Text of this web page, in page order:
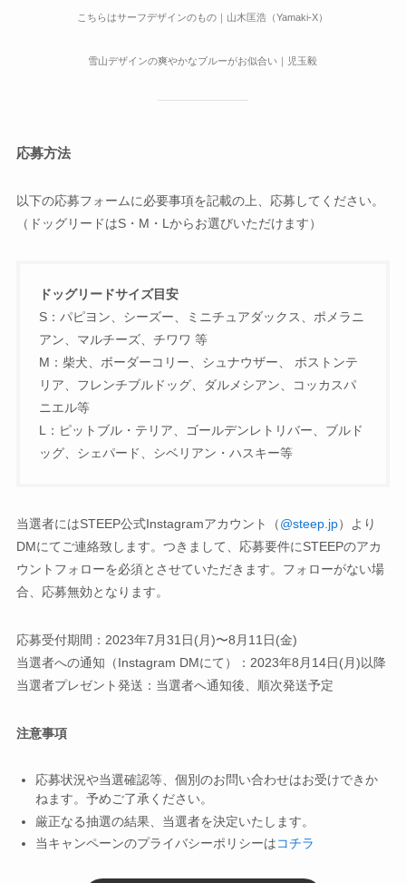
こちらはサーフデザインのもの｜山木匡浩（Yamaki-X）
雪山デザインの爽やかなブルーがお似合い｜児玉毅
応募方法
以下の応募フォームに必要事項を記載の上、応募してください。
（ドッグリードはS・M・Lからお選びいただけます）
ドッグリードサイズ目安
S：パピヨン、シーズー、ミニチュアダックス、ポメラニ
アン、マルチーズ、チワワ 等
M：柴犬、ボーダーコリー、シュナウザー、 ボストンテ
リア、フレンチブルドッグ、ダルメシアン、コッカスパ
ニエル等
L：ピットブル・テリア、ゴールデンレトリバー、ブルド
ッグ、シェパード、シベリアン・ハスキー等
当選者にはSTEEP公式Instagramアカウント（@steep.jp）より
DMにてご連絡致します。つきまして、応募要件にSTEEPのアカ
ウントフォローを必須とさせていただきます。フォローがない場
合、応募無効となります。
応募受付期間：2023年7月31日(月)〜8月11日(金)
当選者への通知（Instagram DMにて）：2023年8月14日(月)以降
当選者プレゼント発送：当選者へ通知後、順次発送予定
注意事項
応募状況や当選確認等、個別のお問い合わせはお受けできか
ねます。予めご了承ください。
厳正なる抽選の結果、当選者を決定いたします。
当キャンペーンのプライバシーポリシーはコチラ